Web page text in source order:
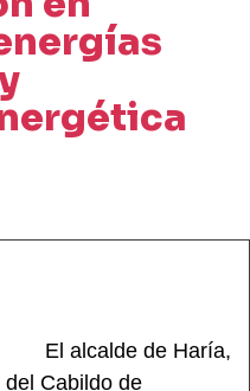
El alcalde de Haría,
Cabildo de